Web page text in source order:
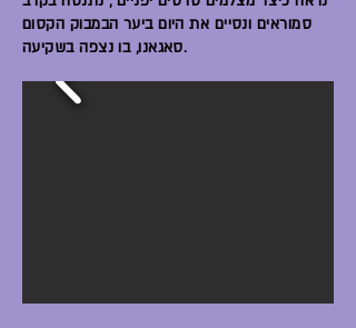
סמוראים ונסיים את היום ביער הבמבוק הקסום
סאגאנו, בו נצפה בשקיעה.